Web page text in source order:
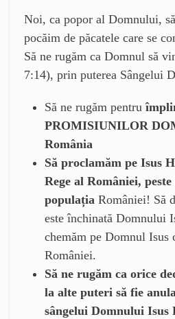
Noi, ca popor al Domnului,
pocăim de păcatele care se
Să ne rugăm ca Domnul să
7:14), prin puterea Sângelui
Să ne rugăm pentru
PROMISIUNILOR
România
Să proclamăm pe Isus
Rege al României,
populația României! Să
este închinată Domnului
chemăm pe Domnul Isus
României.
Să ne rugăm ca orice
la alte puteri să fie
sângelui Domnului Isus